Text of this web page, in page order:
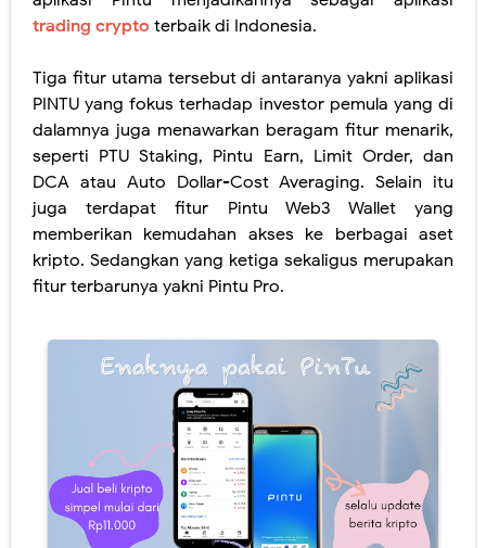
trading crypto terbaik di Indonesia.
Tiga fitur utama tersebut di antaranya yakni aplikasi
PINTU yang fokus terhadap investor pemula yang di
dalamnya juga menawarkan beragam fitur menarik,
seperti PTU Staking, Pintu Earn, Limit Order, dan
DCA atau Auto Dollar-Cost Averaging. Selain itu
juga terdapat fitur Pintu Web3 Wallet yang
memberikan kemudahan akses ke berbagai aset
kripto. Sedangkan yang ketiga sekaligus merupakan
fitur terbarunya yakni Pintu Pro.